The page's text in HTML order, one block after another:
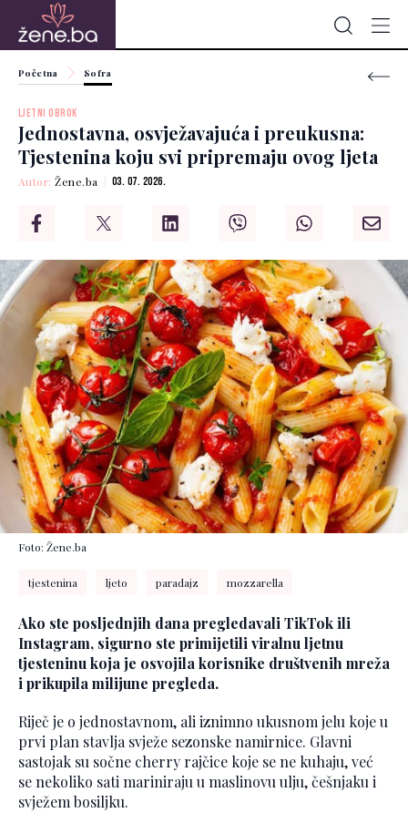
Početna Sofra
LJETNI OBROK
Jednostavna, osvježavajuća i preukusna:
Tjestenina koju svi pripremaju ovog ljeta
Autor:Žene.ba 03. 07. 2026.
Foto: Žene.ba
tjestenina ljeto paradajz mozzarella
Ako ste posljednjih dana pregledavali TikTok ili
Instagram, sigurno ste primijetili viralnu ljetnu
tjesteninu koja je osvojila korisnike društvenih mreža
i prikupila milijune pregleda.
Riječ je o jednostavnom, ali iznimno ukusnom jelu koje u
prvi plan stavlja svježe sezonske namirnice. Glavni
sastojak su sočne cherry rajčice koje se ne kuhaju, već
se nekoliko sati mariniraju u maslinovu ulju, češnjaku i
svježem bosiljku.